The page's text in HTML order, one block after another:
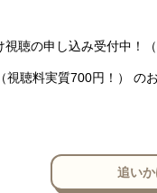
視聴の申し込み受付中！
聴料実質700円！） の
追い